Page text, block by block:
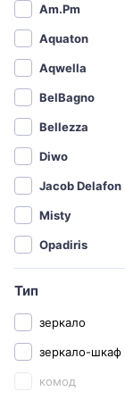
Am.Pm
Aquaton
Aqwella
BelBagno
Bellezza
Diwo
Jacob Delafon
Misty
Opadiris
Бриклаер
СанТа
1MarKa
Тип
зеркало
зеркало-шкаф
комод